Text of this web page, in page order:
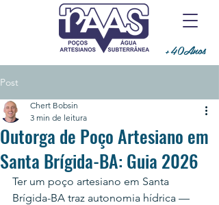
+40Anos
Post
Outorga de Poço Artesiano em
Santa Brígida-BA: Guia 2026
Chert Bobsin
3 min de leitura
Ter um poço artesiano em Santa
Brígida-BA traz autonomia hídrica —